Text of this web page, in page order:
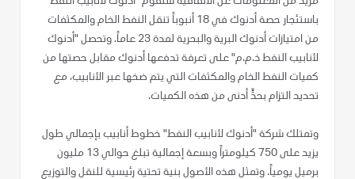
باستئجار حصة أدنوك في 18 أنبوباً تنقل النفط الخام والمكثفات
من امتيازات أدنوك البرية والبحرية لمدة 23 عاماً. وتحصل "أدنوك
لأنابيب النفط ذ.م.م" على تعرفة تدفعها أدنوك مقابل حصتها من
كميات النفط الخام والمكثفات التي يتم ضخها عبر الأنابيب، مع
تحديد التزام بحدٍّ أدنى من هذه الكميات.
وتمتلك شركة "أدنوك لأنابيب النفط" خطوط أنابيب بإجمالي طول
يزيد على 750 كيلومتراً وبسعة إجمالية تبلغ حوالي 13 مليون
برميل يومياً. وتمثل هذه الأصول بنية تحتية رئيسية للنقل والتوزيع